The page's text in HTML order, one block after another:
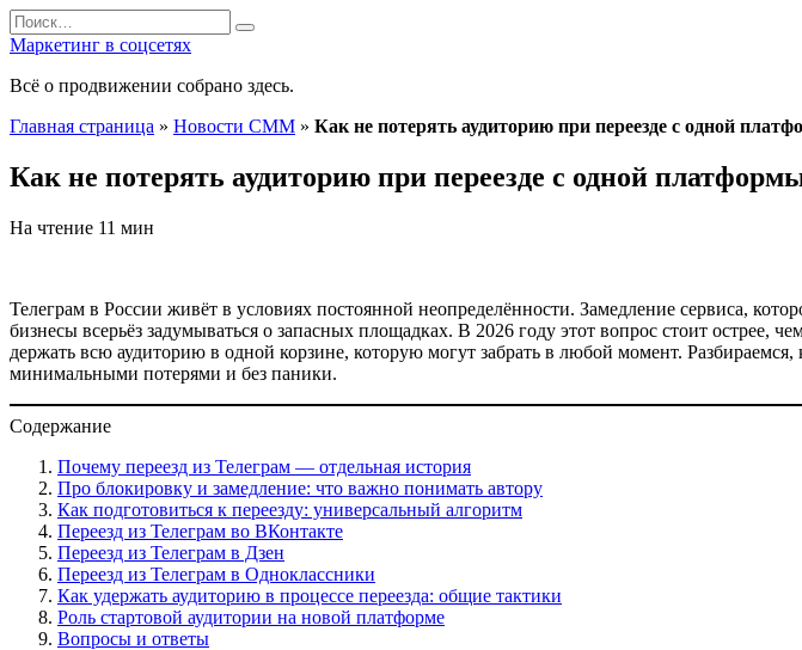
Перейти
к
содержанию
Search
for:
Маркетинг в соцсетях
Всё о продвижении собрано здесь.
Главная страница » Новости СММ » Как не потерять аудиторию при переезде с одной
Как не потерять аудиторию при переезде с одной
На чтение 11 мин
Телеграм в России живёт в условиях постоянной неопределённости. Замедление сервиса,
бизнесы всерьёз задумываться о запасных площадках. В 2026 году этот вопрос стоит острее,
держать всю аудиторию в одной корзине, которую могут забрать в любой момент.
минимальными потерями и без паники.
Содержание
Почему переезд из Телеграм — отдельная история
Про блокировку и замедление: что важно понимать автору
Как подготовиться к переезду: универсальный алгоритм
Переезд из Телеграм во ВКонтакте
Переезд из Телеграм в Дзен
Переезд из Телеграм в Одноклассники
Как удержать аудиторию в процессе переезда: общие тактики
Роль стартовой аудитории на новой платформе
Вопросы и ответы